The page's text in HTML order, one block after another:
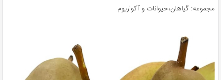
مجموعه: گیاهان،حیوانات و آکواریوم